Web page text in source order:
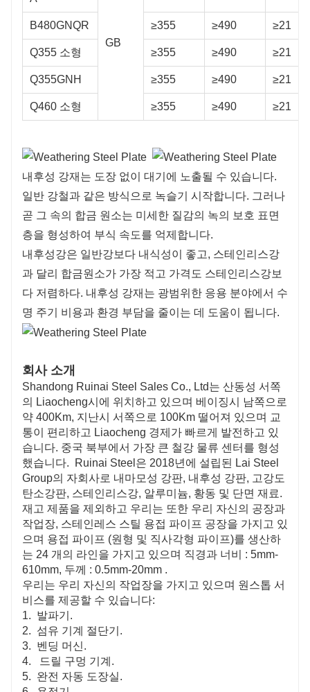
GB
B480GNQR ≥355 ≥490 ≥21
Q355 소형 ≥355 ≥490 ≥21
Q355GNH ≥355 ≥490 ≥21
Q460 소형 ≥355 ≥490 ≥21
내후성 강재는 도장 없이 대기에 노출될 수 있습니다.
일반 강철과 같은 방식으로 녹슬기 시작합니다. 그러나
곧 그 속의 합금 원소는 미세한 질감의 녹의 보호 표면
층을 형성하여 부식 속도를 억제합니다.
내후성강은 일반강보다 내식성이 좋고, 스테인리스강
과 달리 합금원소가 가장 적고 가격도 스테인리스강보
다 저렴하다. 내후성 강재는 광범위한 응용 분야에서 수
명 주기 비용과 환경 부담을 줄이는 데 도움이 됩니다.
회사 소개
Shandong Ruinai Steel Sales Co., Ltd는 산동성 서쪽
의 Liaocheng시에 위치하고 있으며 베이징시 남쪽으로
약 400Km, 지난시 서쪽으로 100Km 떨어져 있으며 교
통이 편리하고 Liaocheng 경제가 빠르게 발전하고 있
습니다. 중국 북부에서 가장 큰 철강 물류 센터를 형성
했습니다. Ruinai Steel은 2018년에 설립된 Lai Steel
Group의 자회사로 내마모성 강판, 내후성 강판, 고강도
탄소강판, 스테인리스강, 알루미늄, 황동 및 단면 재료.
재고 제품을 제외하고 우리는 또한 우리 자신의 공장과
작업장, 스테인레스 스틸 용접 파이프 공장을 가지고 있
으며 용접 파이프 (원형 및 직사각형 파이프)를 생산하
는 24 개의 라인을 가지고 있으며 직경과 너비 : 5mm-
610mm, 두께 : 0.5mm-20mm .
우리는 우리 자신의 작업장을 가지고 있으며 원스톱 서
비스를 제공할 수 있습니다:
1. 발파기.
2. 섬유 기계 절단기.
3. 벤딩 머신.
4. 드릴 구멍 기계.
5. 완전 자동 도장실.